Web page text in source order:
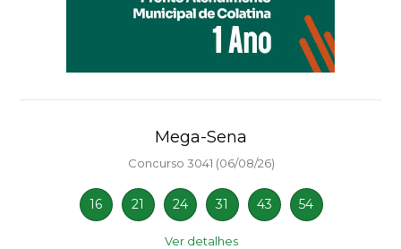
Mega-Sena
Concurso 3041 (06/08/26)
16 21 24 31 43 54
Ver detalhes